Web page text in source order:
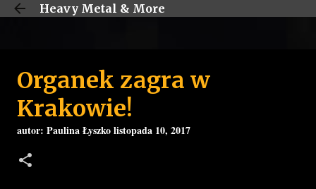
Przejdź do głównej zawartości
Heavy Metal & More
Organek zagra w
Krakowie!
autor: Paulina Łyszkolistopada 10, 2017